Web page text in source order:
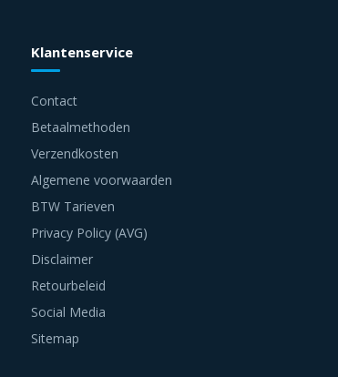
Klantenservice
Contact
Betaalmethoden
Verzendkosten
Algemene voorwaarden
BTW Tarieven
Privacy Policy (AVG)
Disclaimer
Retourbeleid
Social Media
Sitemap